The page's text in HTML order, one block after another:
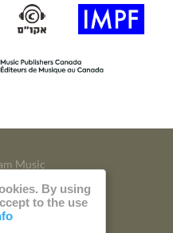
Music
Imprint By using
to the use